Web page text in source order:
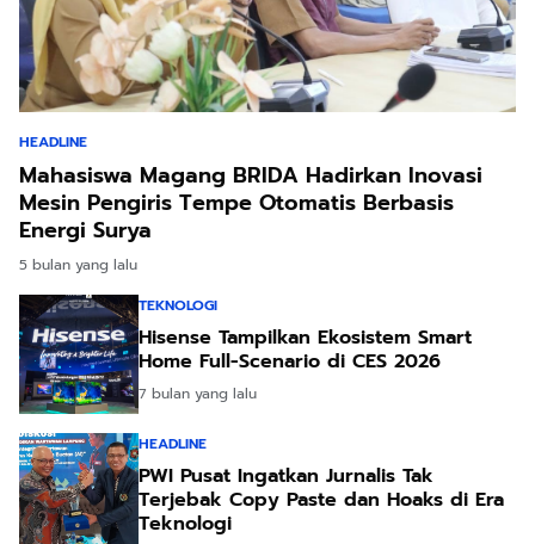
HEADLINE
Mahasiswa Magang BRIDA Hadirkan Inovasi
Mesin Pengiris Tempe Otomatis Berbasis
Energi Surya
5 bulan yang lalu
TEKNOLOGI
Hisense Tampilkan Ekosistem Smart
Home Full-Scenario di CES 2026
7 bulan yang lalu
HEADLINE
PWI Pusat Ingatkan Jurnalis Tak
Terjebak Copy Paste dan Hoaks di Era
Teknologi